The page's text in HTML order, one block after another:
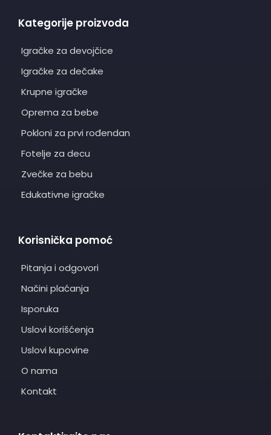
Kategorije proizvoda
Igračke za devojčice
Igračke za dečake
Krupne igračke
Oprema za bebe
Pokloni za prvi rođendan
Fotelje za decu
Zvečke za bebu
Edukativne igračke
Korisnička pomoć
Pitanja i odgovori
Načini plaćanja
Isporuka
Uslovi korišćenja
Uslovi kupovine
O nama
Kontakt